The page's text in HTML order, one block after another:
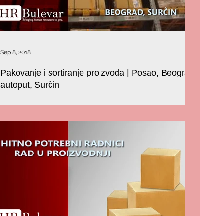
Pakovanje i sortiranje proizvoda | Posao, Beograd,
autoput, Surčin
Sep 8, 2018